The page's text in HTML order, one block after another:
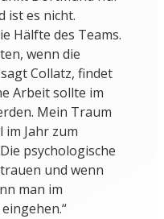
ist es nicht.
Hälfte des Teams.
wenn die
Collatz, findet
Arbeit sollte im
Mein Traum
im Jahr zum
psychologische
und wenn
man im